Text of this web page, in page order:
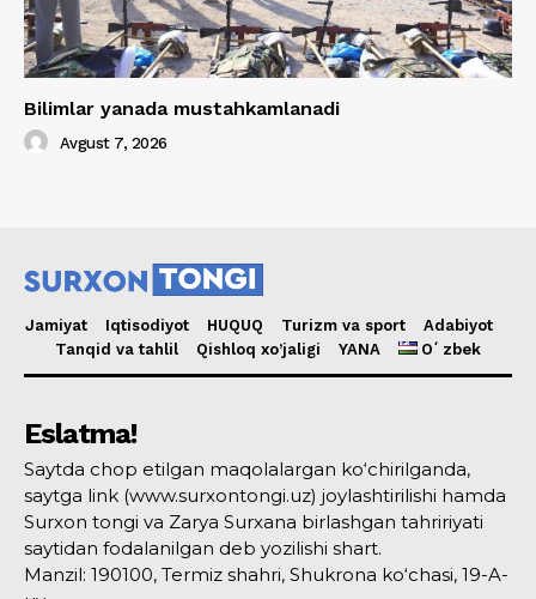
Bilimlar yanada mustahkamlanadi
Avgust 7, 2026
Jamiyat Iqtisodiyot HUQUQ Turizm va sport
Adabiyot
Tanqid va tahlil
Qishloq xo’jaligi YANA Oʻzbek
Eslatma!
Saytda chop etilgan maqolalargan ko‘chirilganda,
saytga link (www.surxontongi.uz) joylashtirilishi hamda
Surxon tongi va Zarya Surxana birlashgan tahririyati
saytidan fodalanilgan deb yozilishi shart.
Manzil: 190100, Termiz shahri, Shukrona ko‘chasi, 19-A-